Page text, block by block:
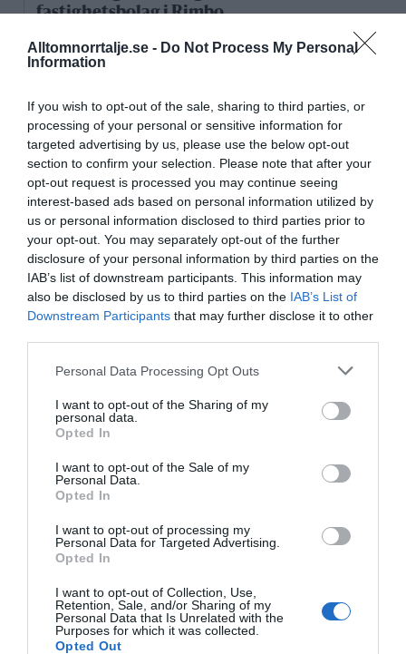
Alltomnorrtalje.se - Do Not Process My Personal
Information
If you wish to opt-out of the sale, sharing to third parties, or
processing of your personal or sensitive information for
targeted advertising by us, please use the below opt-out
section to confirm your selection. Please note that after your
opt-out request is processed you may continue seeing
interest-based ads based on personal information utilized by
us or personal information disclosed to third parties prior to
your opt-out. You may separately opt-out of the further
disclosure of your personal information by third parties on the
IAB’s list of downstream participants. This information may
also be disclosed by us to third parties on the IAB’s List of
Downstream Participants that may further disclose it to other
Personal Data Processing Opt Outs
I want to opt-out of the Sharing of my
personal data.
Opted In
I want to opt-out of the Sale of my
Personal Data.
Opted In
I want to opt-out of processing my
Personal Data for Targeted Advertising.
Opted In
I want to opt-out of Collection, Use,
Retention, Sale, and/or Sharing of my
Personal Data that Is Unrelated with the
Purposes for which it was collected.
Opted Out
fastighetsbolag i Rimbo
16/4 NYA BOLAG
25/3 NYA BOLAG
Nytt fastighetsförvaltningsbolag registerat i
Norrtälje
25/3 NYA BOLAG
Trålen 24 AB registrerat
18/3 NYA BOLAG
NordHem Måleri AB registrerat –
Lokalt väder
24°C
03:00
24°C
04:00
24°C 24°C
06:00
24°C
08:00
25°C
06:00 NYHETER
Varg och björn utanför Hallstavik